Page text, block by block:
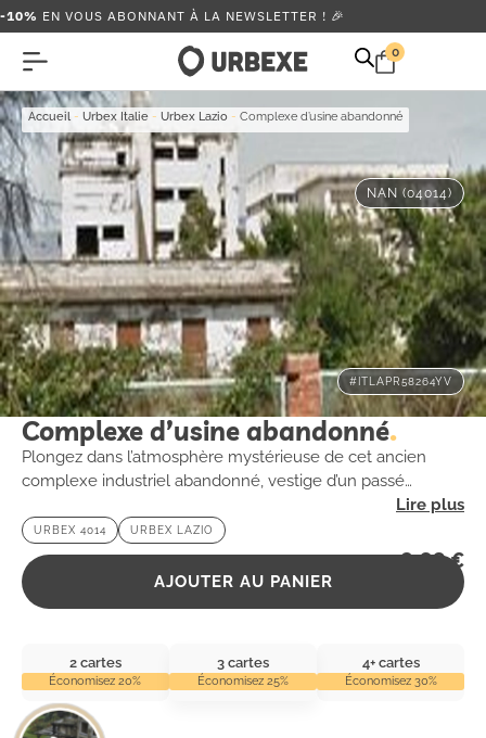
-10% EN VOUS ABONNANT À LA NEWSLETTER ! 🎉
0
Accueil - Urbex Italie - Urbex Lazio - Complexe d’usine abandonné
NAN (04014)
#ITLAPR58264YV
Complexe d’usine abandonné
Plongez dans l’atmosphère mystérieuse de cet ancien
complexe industriel abandonné, vestige d’un passé
prospère. Un lieu idéal pour les passionnés d’urbex en
quête d’histoires oubliées.
URBEX 4014 URBEX LAZIO
2,99€
AJOUTER AU PANIER
2 cartes
Économisez 20%
3 cartes
Économisez 25%
4+ cartes
Économisez 30%